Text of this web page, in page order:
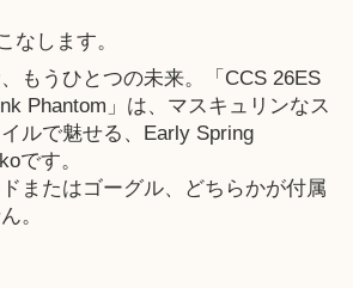
なします。
もうひとつの未来。「CCS 26ES
Phantom」は、マスキュリンなス
ルで魅せる、Early Spring
です。
またはゴーグル、どちらかが付属
。